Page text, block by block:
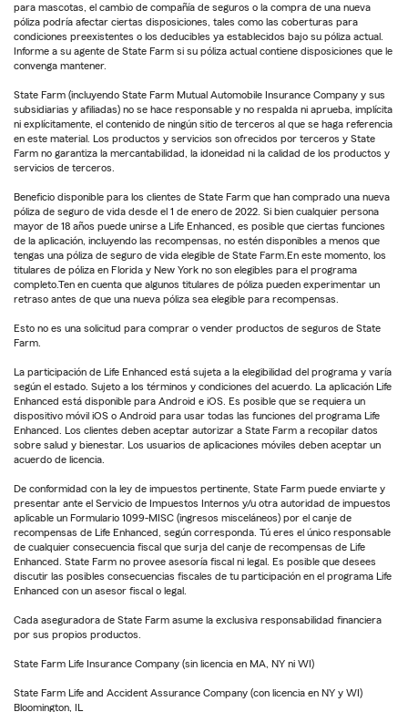
para mascotas, el cambio de compañía de seguros o la compra de una nueva
póliza podría afectar ciertas disposiciones, tales como las coberturas para
condiciones preexistentes o los deducibles ya establecidos bajo su póliza actual.
Informe a su agente de State Farm si su póliza actual contiene disposiciones que le
convenga mantener.
State Farm (incluyendo State Farm Mutual Automobile Insurance Company y sus
subsidiarias y afiliadas) no se hace responsable y no respalda ni aprueba, implícita
ni explícitamente, el contenido de ningún sitio de terceros al que se haga referencia
en este material. Los productos y servicios son ofrecidos por terceros y State
Farm no garantiza la mercantabilidad, la idoneidad ni la calidad de los productos y
servicios de terceros.
Beneficio disponible para los clientes de State Farm que han comprado una nueva
póliza de seguro de vida desde el 1 de enero de 2022. Si bien cualquier persona
mayor de 18 años puede unirse a Life Enhanced, es posible que ciertas funciones
de la aplicación, incluyendo las recompensas, no estén disponibles a menos que
tengas una póliza de seguro de vida elegible de State Farm.En este momento, los
titulares de póliza en Florida y New York no son elegibles para el programa
completo.Ten en cuenta que algunos titulares de póliza pueden experimentar un
retraso antes de que una nueva póliza sea elegible para recompensas.
Esto no es una solicitud para comprar o vender productos de seguros de State
Farm.
La participación de Life Enhanced está sujeta a la elegibilidad del programa y varía
según el estado. Sujeto a los términos y condiciones del acuerdo. La aplicación Life
Enhanced está disponible para Android e iOS. Es posible que se requiera un
dispositivo móvil iOS o Android para usar todas las funciones del programa Life
Enhanced. Los clientes deben aceptar autorizar a State Farm a recopilar datos
sobre salud y bienestar. Los usuarios de aplicaciones móviles deben aceptar un
acuerdo de licencia.
De conformidad con la ley de impuestos pertinente, State Farm puede enviarte y
presentar ante el Servicio de Impuestos Internos y/u otra autoridad de impuestos
aplicable un Formulario 1099-MISC (ingresos misceláneos) por el canje de
recompensas de Life Enhanced, según corresponda. Tú eres el único responsable
de cualquier consecuencia fiscal que surja del canje de recompensas de Life
Enhanced. State Farm no provee asesoría fiscal ni legal. Es posible que desees
discutir las posibles consecuencias fiscales de tu participación en el programa Life
Enhanced con un asesor fiscal o legal.
Cada aseguradora de State Farm asume la exclusiva responsabilidad financiera
por sus propios productos.
State Farm Life Insurance Company (sin licencia en MA, NY ni WI)
State Farm Life and Accident Assurance Company (con licencia en NY y WI)
Bloomington, IL